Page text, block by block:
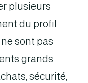
plusieurs
du profil
ne sont pas
grands
sécurité,